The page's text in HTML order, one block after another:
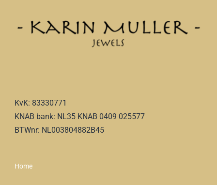
KvK: 83330771
KNAB bank: NL35 KNAB 0409 025577
BTWnr: NL003804882B45
Home